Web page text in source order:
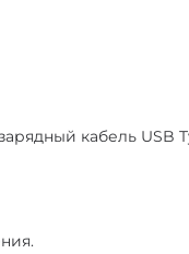
кабель USB